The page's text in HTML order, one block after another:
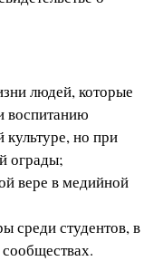
людей, которые
воспитанию
культуре, но при
ограды;
вере в медийной
среди студентов, в